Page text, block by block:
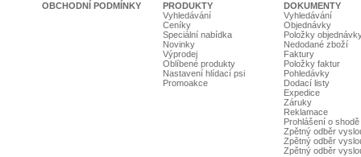
OBCHODNÍ PODMÍNKY
PRODUKTY
Vyhledávání
Ceníky
Speciální nabídka
Novinky
Výprodej
Oblíbené produkty
Nastavení hlídací psi
Promoakce
DOKUMENTY
Vyhledávání
Objednávky
Položky
Nedodané zboží
Faktury
Položky faktur
Pohledávky
Dodací listy
Expedice
Záruky
Reklamace
Prohlášení o shodě
Zpětný odběr
Zpětný odběr
Zpětný odběr